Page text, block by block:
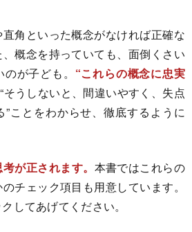
角といった概念がなければ正確な
概念を持っていても、面倒くさい
が子ども。 “これらの概念に忠実
“そうしないと、間違いやすく、失点
ことをわからせ、徹底するように
が正されます。 本書ではこれらの
チェック項目も用意しています。
してあげてください。